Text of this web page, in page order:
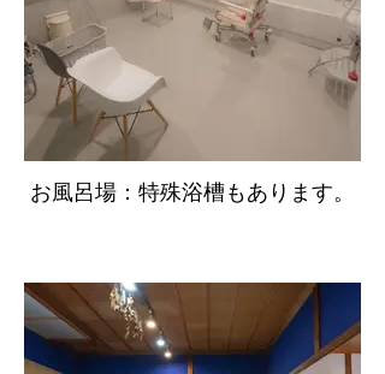
お風呂場：特殊浴槽もあります。